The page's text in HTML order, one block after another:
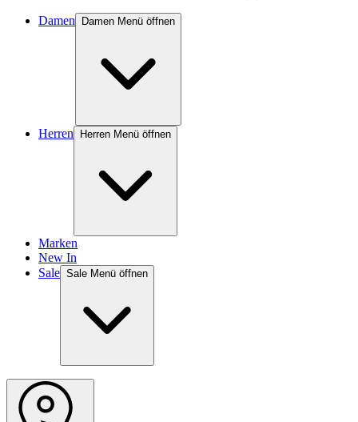
Damen Damen Menü öffnen
Herren Herren Menü öffnen
Marken
New In
Sale Sale Menü öffnen